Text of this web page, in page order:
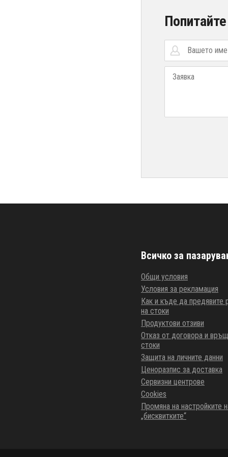
Всичко за
Общи условия
Условия за рекламация
Как и къде да предявите
на стоки
Продуктови отзиви
Отказ от договора и
стоки
Защита на личните данни
Ценоразпис за доставка
Сервизни центрове
Cookies
Промяна на настройките
„бисквитките“